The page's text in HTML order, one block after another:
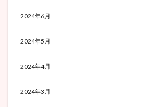
2024年6月
2024年5月
2024年4月
2024年3月